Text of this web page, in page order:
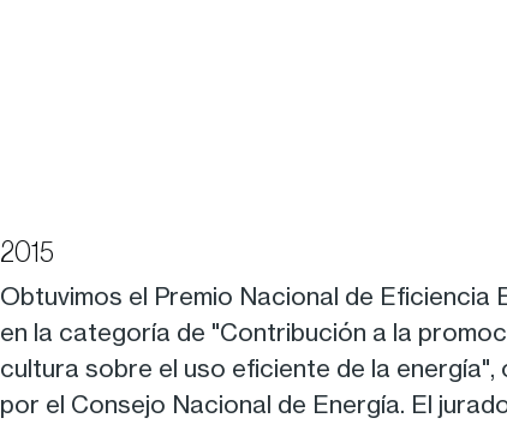
2015
Obtuvimos el Premio Nacional de Eficiencia
en la categoría de "Contribución a la
cultura sobre el uso eficiente de la
por el Consejo Nacional de Energía. El